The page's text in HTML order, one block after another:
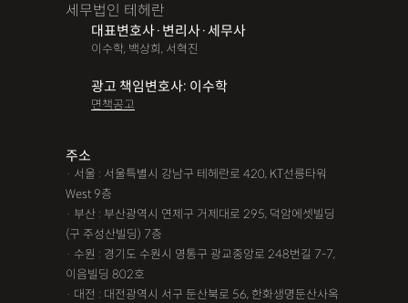
세무법인 테헤란
대표변호사·변리사·세무사
이수학, 백상희, 서혁진
광고 책임변호사: 이수학
면책공고
주소
· 서울 : 서울특별시 강남구 테헤란로 420, KT선릉타워
West 9층
· 부산 : 부산광역시 연제구 거제대로 295, 덕암에셋빌딩
(구 주성산빌딩) 7층
· 수원 : 경기도 수원시 영통구 광교중앙로 248번길 7-7,
이음빌딩 802호
· 대전 : 대전광역시 서구 둔산북로 56, 한화생명둔산사옥